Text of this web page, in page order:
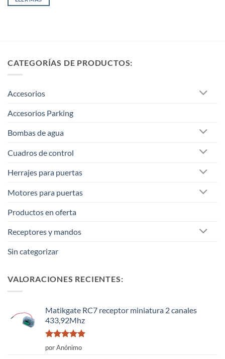
CATEGORÍAS DE PRODUCTOS:
Accesorios
Accesorios Parking
Bombas de agua
Cuadros de control
Herrajes para puertas
Motores para puertas
Productos en oferta
Receptores y mandos
Sin categorizar
VALORACIONES RECIENTES:
Matikgate RC7 receptor miniatura 2 canales
433,92Mhz
Valorado
con
por Anónimo